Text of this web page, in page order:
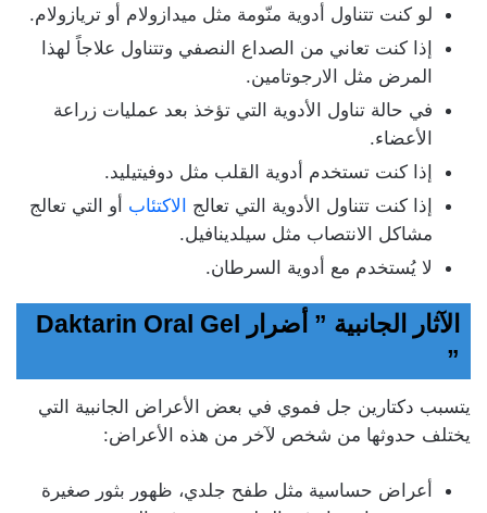
لو كنت تتناول أدوية منّومة مثل ميدازولام أو تريازولام.
إذا كنت تعاني من الصداع النصفي وتتناول علاجاً لهذا
المرض مثل الارجوتامين.
في حالة تناول الأدوية التي تؤخذ بعد عمليات زراعة
الأعضاء.
إذا كنت تستخدم أدوية القلب مثل دوفيتيليد.
إذا كنت تتناول الأدوية التي تعالج
الاكتئاب أو التي تعالج
مشاكل الانتصاب مثل سيلدينافيل.
لا يُستخدم مع أدوية السرطان.
الآثار الجانبية ” أضرار Daktarin Oral Gel
”
يتسبب دكتارين جل فموي في بعض الأعراض الجانبية التي
يختلف حدوثها من شخص لآخر من هذه الأعراض:
أعراض حساسية مثل طفح جلدي، ظهور بثور صغيرة